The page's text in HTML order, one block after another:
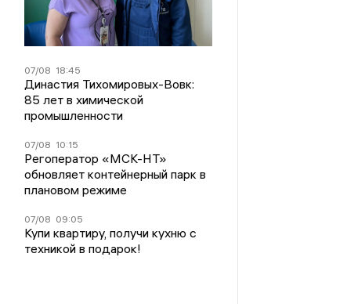
07/08 18:45
Династия Тихомировых-Вовк:
85 лет в химической
промышленности
07/08 10:15
Регоператор «МСК-НТ»
обновляет контейнерный парк в
плановом режиме
07/08 09:05
Купи квартиру, получи кухню с
техникой в подарок!